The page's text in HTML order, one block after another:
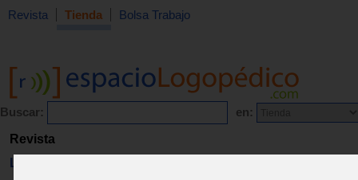
Revista Tienda Bolsa Trabajo
Buscar: en:
Revista
Libros